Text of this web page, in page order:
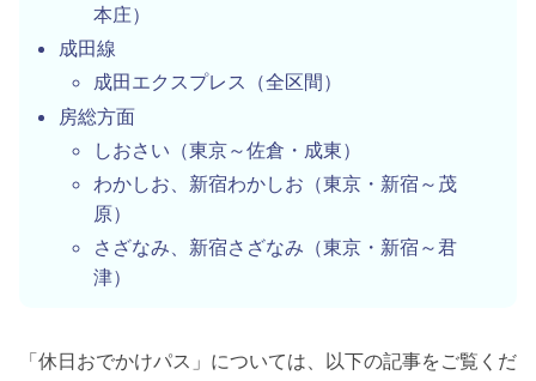
本庄）
成田線
成田エクスプレス（全区間）
房総方面
しおさい（東京～佐倉・成東）
わかしお、新宿わかしお（東京・新宿～茂
原）
さざなみ、新宿さざなみ（東京・新宿～君
津）
「休日おでかけパス」については、以下の記事をご覧くだ